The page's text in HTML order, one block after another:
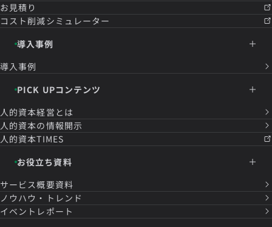
お見積り
コスト削減シミュレーター
導入事例
導入事例
PICK UPコンテンツ
人的資本経営とは
人的資本の情報開示
人的資本TIMES
お役立ち資料
サービス概要資料
ノウハウ・トレンド
イベントレポート